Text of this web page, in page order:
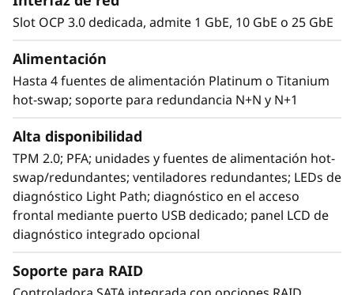
Diseño ágil
El SR860 V2 tiene capacidad para escalar de
Intel®Xeon ®Scalable de tercera generación
Slot OCP 3.0 dedicada, admite 1 GbE, 10 GbE o 25 GbE
Alimentación
Hasta 4 fuentes de alimentación Platinum o Titanium
hot-swap; soporte para redundancia N+N y N+1
Alta disponibilidad
TPM 2.0; PFA; unidades y fuentes de alimentación hot-
swap/redundantes; ventiladores redundantes; LEDs de
diagnóstico Light Path; diagnóstico en el acceso
frontal mediante puerto USB dedicado; panel LCD de
diagnóstico integrado opcional
Soporte para RAID